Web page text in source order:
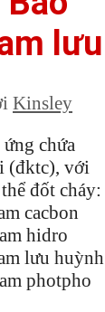
lưu
Kinsley
chứa
(đktc), với
đốt cháy:
cacbon
hidro
lưu huỳnh
photpho